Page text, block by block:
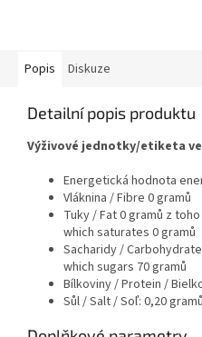
Popis Diskuze
Detailní popis produktu
Výživové jednotky/etiketa ve
Energetická hodnota
Vláknina / Fibre 0 gramů
Tuky / Fat 0 gramů z
which saturates 0 gramů
Sacharidy /
which sugars 70 gramů
Bílkoviny / Protein /
Sůl / Salt / Soľ: 0,20 gramů